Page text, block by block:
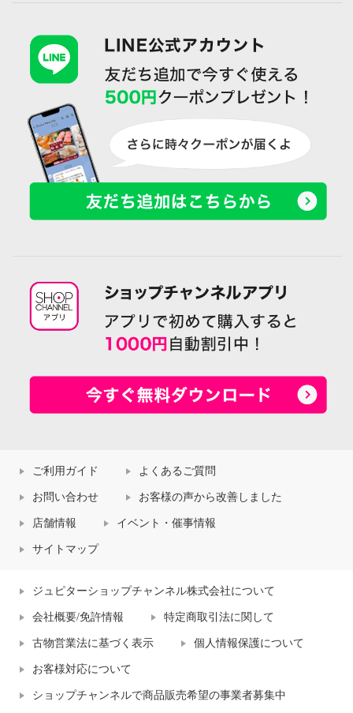
ご利用ガイド よくあるご質問
お問い合わせ お客様の声から改善しました
店舗情報 イベント・催事情報
サイトマップ
ジュピターショップチャンネル株式会社について
会社概要/免許情報 特定商取引法に関して
古物営業法に基づく表示 個人情報保護について
お客様対応について
ショップチャンネルで商品販売希望の事業者募集中